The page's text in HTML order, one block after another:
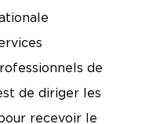
de
de diriger les
recevoir le